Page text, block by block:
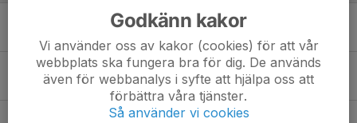
Axel Magnusson
Dolt namn
Godkänn kakor
Vi använder oss av kakor (cookies) för att vår
webbplats ska fungera bra för dig. De används
även för webbanalys i syfte att hjälpa oss att
förbättra våra tjänster.
Så använder vi cookies